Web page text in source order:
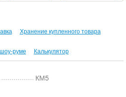
Хранение купленного товара
руме Калькулятор
КМ5